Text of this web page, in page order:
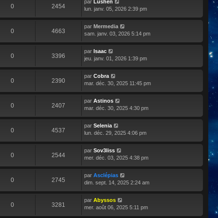
0 2454
par Lushen
lun. janv. 05, 2026 2:39 pm
0 4663
par Mermedia
sam. janv. 03, 2026 5:14 pm
0 3396
par Isaac
jeu. janv. 01, 2026 1:39 pm
0 2390
par Cobra
mar. déc. 30, 2025 11:45 pm
0 2407
par Astinos
mar. déc. 30, 2025 4:30 pm
0 4537
par Selenia
lun. déc. 29, 2025 4:06 pm
0 2544
par Sov3liss
mer. déc. 03, 2025 4:38 pm
0 2745
par Asclépias
dim. sept. 14, 2025 2:24 am
0 3281
par Abyssos
mer. août 06, 2025 5:11 pm